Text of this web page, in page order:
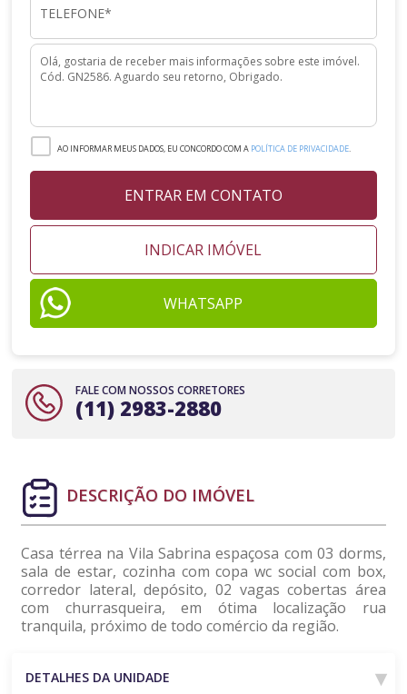
AO INFORMAR MEUS DADOS, EU CONCORDO COM A POLÍTICA DE PRIVACIDADE.
ENTRAR EM CONTATO
INDICAR IMÓVEL
WHATSAPP
FALE COM NOSSOS CORRETORES
(11) 2983-2880
DESCRIÇÃO DO IMÓVEL
Casa térrea na Vila Sabrina espaçosa com 03 dorms,
sala de estar, cozinha com copa wc social com box,
corredor lateral, depósito, 02 vagas cobertas área
com churrasqueira, em ótima localização rua
tranquila, próximo de todo comércio da região.
DETALHES DA UNIDADE